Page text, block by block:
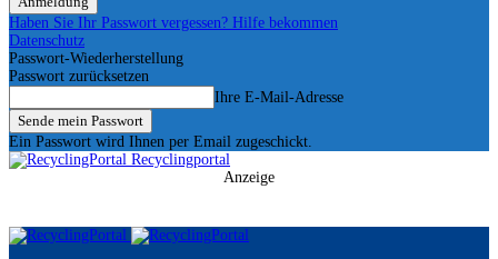
Haben Sie Ihr Passwort vergessen? Hilfe bekommen
Datenschutz
Passwort-Wiederherstellung
Passwort zurücksetzen
Ihre E-Mail-Adresse
Ein Passwort wird Ihnen per Email zugeschickt.
Recyclingportal
Anzeige